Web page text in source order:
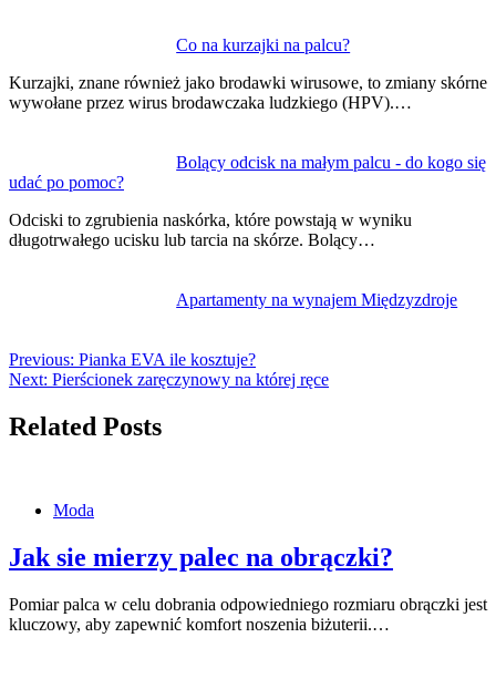
Co na kurzajki na palcu?
Kurzajki, znane również jako brodawki wirusowe, to zmiany skórne
wywołane przez wirus brodawczaka ludzkiego (HPV).…
Bolący odcisk na małym palcu - do kogo się
udać po pomoc?
Odciski to zgrubienia naskórka, które powstają w wyniku
długotrwałego ucisku lub tarcia na skórze. Bolący…
Apartamenty na wynajem Międzyzdroje
Previous: Pianka EVA ile kosztuje?
Next: Pierścionek zaręczynowy na której ręce
Related Posts
Moda
Jak sie mierzy palec na obrączki?
Pomiar palca w celu dobrania odpowiedniego rozmiaru obrączki jest
kluczowy, aby zapewnić komfort noszenia biżuterii.…